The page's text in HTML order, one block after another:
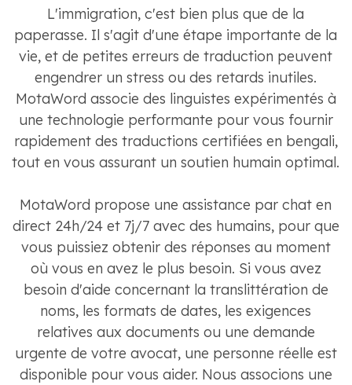
L'immigration, c'est bien plus que de la
paperasse. Il s'agit d'une étape importante de la
vie, et de petites erreurs de traduction peuvent
engendrer un stress ou des retards inutiles.
MotaWord associe des linguistes expérimentés à
une technologie performante pour vous fournir
rapidement des traductions certifiées en bengali,
tout en vous assurant un soutien humain optimal.
MotaWord propose une assistance par chat en
direct 24h/24 et 7j/7 avec des humains, pour que
vous puissiez obtenir des réponses au moment
où vous en avez le plus besoin. Si vous avez
besoin d'aide concernant la translittération de
noms, les formats de dates, les exigences
relatives aux documents ou une demande
urgente de votre avocat, une personne réelle est
disponible pour vous aider. Nous associons une